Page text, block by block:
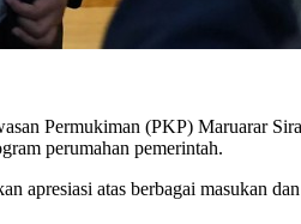
Permukiman (PKP) Maruarar
perumahan pemerintah.
apresiasi atas berbagai masukan